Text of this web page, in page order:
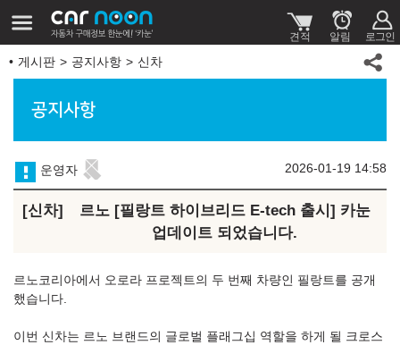
게시판 공지사항 신차
공지사항
운영자 2026-01-19 14:58
신차
르노 [필랑트 하이브리드 E-tech 출시] 카눈
업데이트 되었습니다.
르노코리아에서 오로라 프로젝트의 두 번째 차량인 필랑트를 공개
했습니다.
이번 신차는 르노 브랜드의 글로벌 플래그십 역할을 하게 될 크로스